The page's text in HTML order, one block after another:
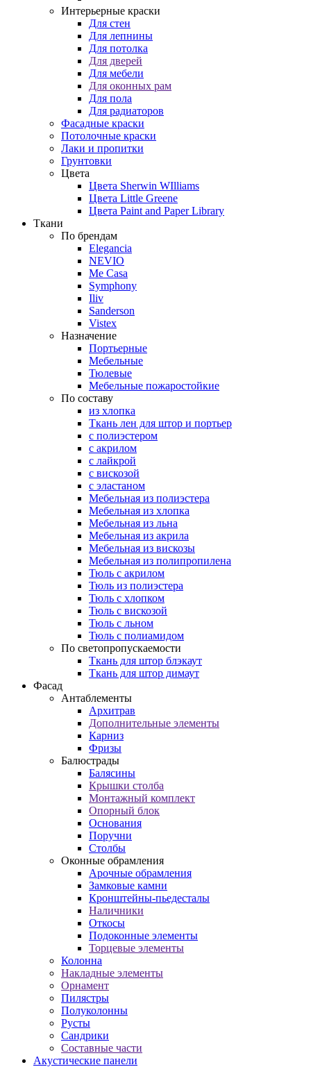
Интерьерные краски
Для стен
Для лепнины
Для потолка
Для дверей
Для мебели
Для оконных рам
Для пола
Для радиаторов
Фасадные краски
Потолочные краски
Лаки и пропитки
Грунтовки
Цвета
Цвета Sherwin WIlliams
Цвета Little Greene
Цвета Paint and Paper Library
Ткани
По брендам
Elegancia
NEVIO
Me Casa
Symphony
Iliv
Sanderson
Vistex
Назначение
Портьерные
Мебельные
Тюлевые
Мебельные пожаростойкие
По составу
из хлопка
Ткань лен для штор и портьер
с полиэстером
с акрилом
с лайкрой
с вискозой
с эластаном
Мебельная из полиэстера
Мебельная из хлопка
Мебельная из льна
Мебельная из акрила
Мебельная из вискозы
Мебельная из полипропилена
Тюль с акрилом
Тюль из полиэстера
Тюль с хлопком
Тюль с вискозой
Тюль с льном
Тюль с полиамидом
По светопропускаемости
Ткань для штор блэкаут
Ткань для штор димаут
Фасад
Антаблементы
Архитрав
Дополнительные элементы
Карниз
Фризы
Балюстрады
Балясины
Крышки столба
Монтажный комплект
Опорный блок
Основания
Поручни
Столбы
Оконные обрамления
Арочные обрамления
Замковые камни
Кронштейны-пьедесталы
Наличники
Откосы
Подоконные элементы
Торцевые элементы
Колонна
Накладные элементы
Орнамент
Пилястры
Полуколонны
Русты
Сандрики
Составные части
Акустические панели